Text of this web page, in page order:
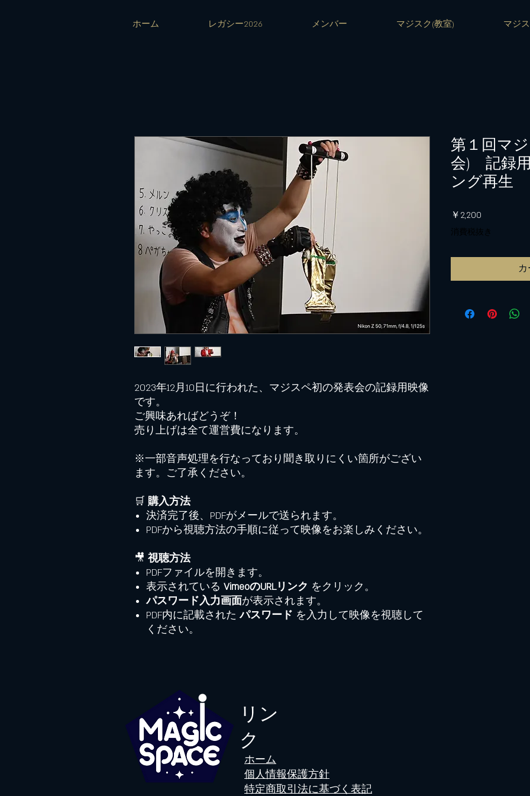
ホーム レガシー2026 メンバー マジスク(教室) マジ
2023年12月10日に行われた、マジスペ初の発表会の記録用映像
です。
ご興味あればどうぞ！
売り上げは全て運営費になります。
※一部音声処理を行なっており聞き取りにくい箇所がござい
ます。ご了承ください。
🛒 購入方法
決済完了後、PDFがメールで送られます。
PDFから視聴方法の手順に従って映像をお楽しみください。
🎥 視聴方法
PDFファイルを開きます。
表示されている VimeoのURLリンク をクリック。
パスワード入力画面が表示されます。
PDF内に記載されたパスワード を入力して映像を視聴して
ください。
第１回マ
会) 記録
ング再生
￥2,200
格
消費税抜き
カ
リン
ク
​ホーム
個人情報保護方針
特定商取引法に基づく表記